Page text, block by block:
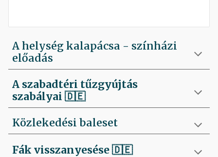
A helység kalapácsa - színházi
előadás
A szabadtéri tűzgyújtás
szabályai🇩🇪
Közlekedési baleset
Fák visszanyesése🇩🇪